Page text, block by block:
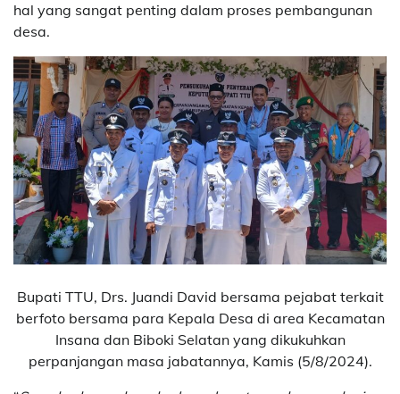
hal yang sangat penting dalam proses pembangunan
desa.
Bupati TTU, Drs. Juandi David bersama pejabat terkait
berfoto bersama para Kepala Desa di area Kecamatan
Insana dan Biboki Selatan yang dikukuhkan
perpanjangan masa jabatannya, Kamis (5/8/2024).